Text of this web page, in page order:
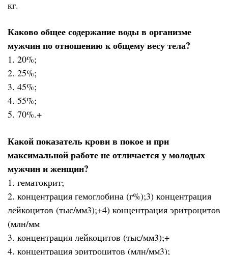
кг.
Каково общее содержание воды в организме
мужчин по отношению к общему весу тела?
1. 20%;
2. 25%;
3. 45%;
4. 55%;
5. 70%.+
Какой показатель крови в покое и при
максимальной работе не отличается у молодых
мужчин и женщин?
1. гематокрит;
2. концентрация гемоглобина (г%);3) концентрация
лейкоцитов (тыс/мм3);+4) концентрация эритроцитов
(млн/мм
3. концентрация лейкоцитов (тыс/мм3);+
4. концентрация эритроцитов (млн/мм3);